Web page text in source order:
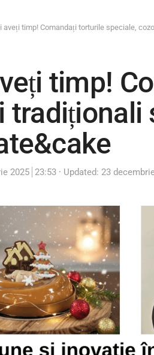
aveți timp! Comandați torturile speciale,
timp!
tradiționali
2025 23:53 Updated: 23